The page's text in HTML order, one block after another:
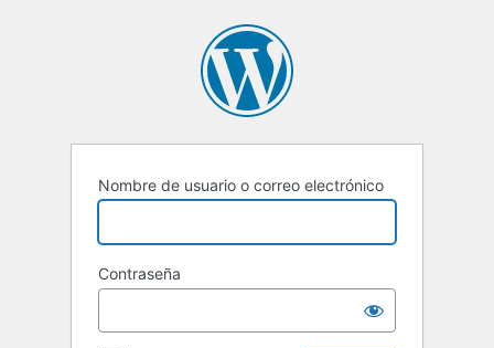
Nombre de usuario o correo electrónico
Contraseña